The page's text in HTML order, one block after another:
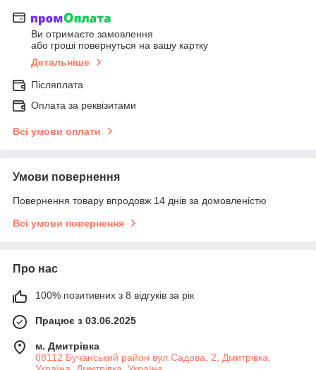
Ви отримаєте замовлення
або гроші повернуться на вашу картку
Детальніше
Післяплата
Оплата за реквізитами
Всі умови оплати
Умови повернення
Повернення товару впродовж 14 днів за домовленістю
Всі умови повернення
Про нас
100% позитивних з 8 відгуків за рік
Працює з 03.06.2025
м. Дмитрiвка
08112 Бучанський район вул.Садова, 2, Дмитрівка,